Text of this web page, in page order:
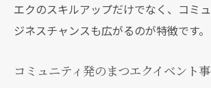
エクのスキルアップだけでなく、コミ
ジネスチャンスも広がるのが特徴です。
コミュニティ発のまつエクイベント